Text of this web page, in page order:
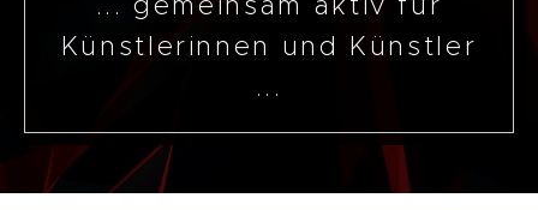
Künstlerinnen und Künstler
...